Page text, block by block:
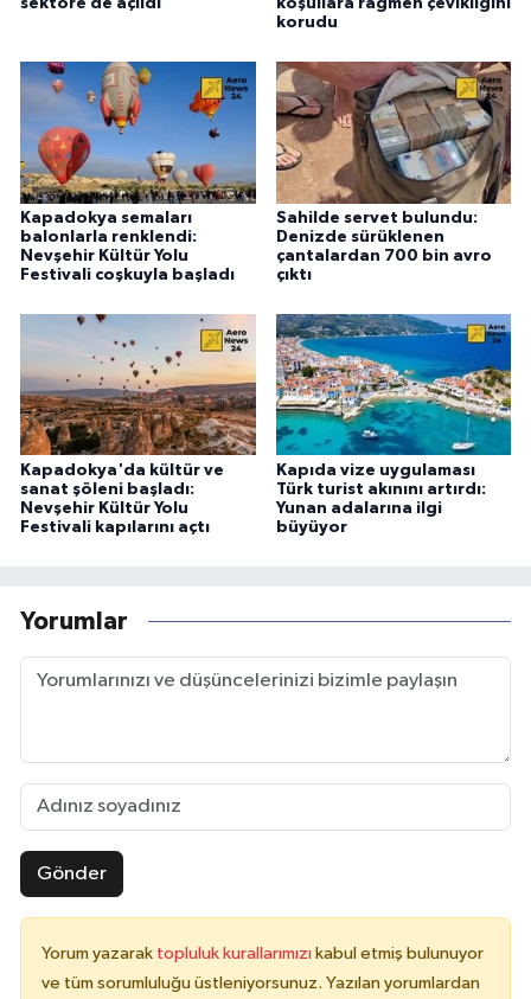
sektöre de açıldı
koşullara rağmen çevikliğini
korudu
Kapadokya semaları
balonlarla renklendi:
Nevşehir Kültür Yolu
Festivali coşkuyla başladı
Sahilde servet bulundu:
Denizde sürüklenen
çantalardan 700 bin avro
çıktı
Kapadokya'da kültür ve
sanat şöleni başladı:
Nevşehir Kültür Yolu
Festivali kapılarını açtı
Kapıda vize uygulaması
Türk turist akınını artırdı:
Yunan adalarına ilgi
büyüyor
Yorumlar
Gönder
Yorum yazarak topluluk kurallarımızı kabul etmiş bulunuyor
ve tüm sorumluluğu üstleniyorsunuz. Yazılan yorumlardan